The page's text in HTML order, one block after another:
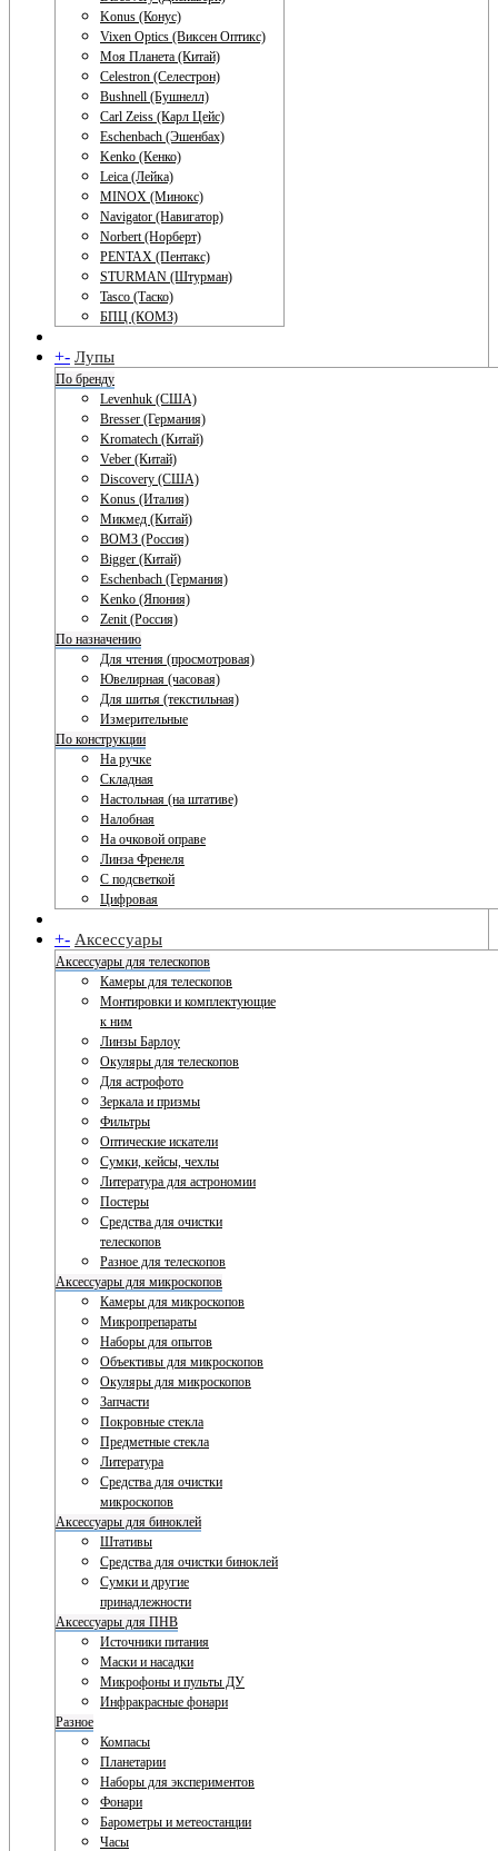
Konus (Конус)
Vixen Optics (Виксен Оптикс)
Моя Планета (Китай)
Celestron (Селестрон)
Bushnell (Бушнелл)
Carl Zeiss (Карл Цейс)
Eschenbach (Эшенбах)
Kenko (Кенко)
Leica (Лейка)
MINOX (Минокс)
Navigator (Навигатор)
Norbert (Норберт)
PENTAX (Пентакс)
STURMAN (Штурман)
Tasco (Таско)
БПЦ (КОМЗ)
+- Лупы
По бренду
Levenhuk (США)
Bresser (Германия)
Kromatech (Китай)
Veber (Китай)
Discovery (США)
Konus (Италия)
Микмед (Китай)
ВОМЗ (Россия)
Bigger (Китай)
Eschenbach (Германия)
Kenko (Япония)
Zenit (Россия)
По назначению
Для чтения (просмотровая)
Ювелирная (часовая)
Для шитья (текстильная)
Измерительные
По конструкции
На ручке
Складная
Настольная (на штативе)
Налобная
На очковой оправе
Линза Френеля
С подсветкой
Цифровая
+- Аксессуары
Аксессуары для телескопов
Камеры для телескопов
Монтировки и комплектующие
к ним
Линзы Барлоу
Окуляры для телескопов
Для астрофото
Зеркала и призмы
Фильтры
Оптические искатели
Сумки, кейсы, чехлы
Литература для астрономии
Постеры
Средства для очистки
телескопов
Разное для телескопов
Аксессуары для микроскопов
Камеры для микроскопов
Микропрепараты
Наборы для опытов
Объективы для микроскопов
Окуляры для микроскопов
Запчасти
Покровные стекла
Предметные стекла
Литература
Средства для очистки
микроскопов
Аксессуары для биноклей
Штативы
Средства для очистки биноклей
Сумки и другие
принадлежности
Аксессуары для ПНВ
Источники питания
Маски и насадки
Микрофоны и пульты ДУ
Инфракрасные фонари
Разное
Компасы
Планетарии
Наборы для экспериментов
Фонари
Барометры и метеостанции
Часы